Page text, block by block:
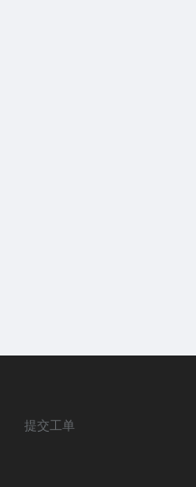
提交工单